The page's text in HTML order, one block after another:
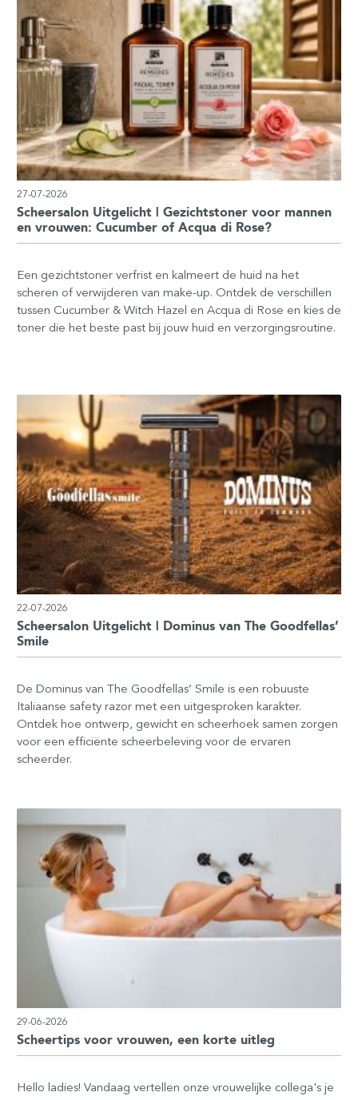
27-07-2026
Scheersalon Uitgelicht | Gezichtstoner voor mannen
en vrouwen: Cucumber of Acqua di Rose?
Een gezichtstoner verfrist en kalmeert de huid na het
scheren of verwijderen van make-up. Ontdek de verschillen
tussen Cucumber & Witch Hazel en Acqua di Rose en kies de
toner die het beste past bij jouw huid en verzorgingsroutine.
22-07-2026
Scheersalon Uitgelicht | Dominus van The Goodfellas’
Smile
De Dominus van The Goodfellas’ Smile is een robuuste
Italiaanse safety razor met een uitgesproken karakter.
Ontdek hoe ontwerp, gewicht en scheerhoek samen zorgen
voor een efficiënte scheerbeleving voor de ervaren
scheerder.
29-06-2026
Scheertips voor vrouwen, een korte uitleg
Hello ladies! Vandaag vertellen onze vrouwelijke collega's je